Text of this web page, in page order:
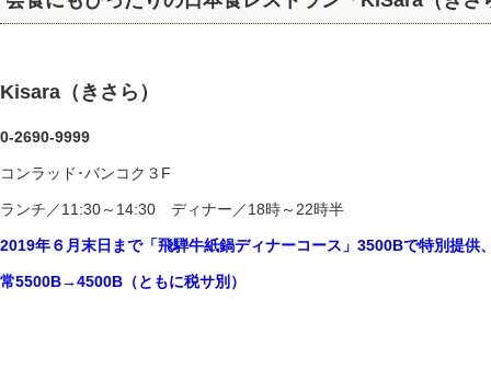
Kisara（きさら）
0-2690-9999
コンラッド･バンコク３F
ランチ／11:30～14:30 ディナー／18時～22時半
2019年６月末日まで「飛騨牛紙鍋ディナーコース」3500Bで特別提供
常5500B→4500B（ともに税サ別）